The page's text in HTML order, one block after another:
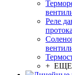
Реле
протока
+ ЕЩЕ